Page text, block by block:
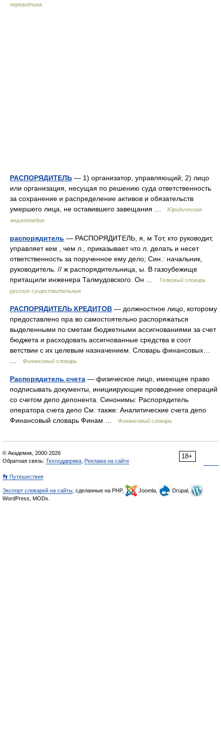
переводчика
РАСПОРЯДИТЕЛЬ — 1) организатор, управляющий; 2) лицо
или организация, несущая по решению суда ответственность
за сохранение и распределение активов и обязательств
умершего лица, не оставившего завещания …
Юридическая
энциклопедия
распорядитель — РАСПОРЯДИТЕЛЬ, я, м Тот, кто руководит,
управляет кем , чем л., приказывает что л. делать и несет
ответственность за порученное ему дело; Син.: начальник,
руководитель. // ж распорядительница, ы. В газоубежище
притащили инженера Талмудовского. Он …
Толковый словарь
русских существительных
РАСПОРЯДИТЕЛЬ КРЕДИТОВ — должностное лицо, которому
предоставлено пра во самостоятельно распоряжаться
выделенными по сметам бюджетными ассигнованиями за счет
бюджета и расходовать ассигнованные средства в соот
ветствии с их целевым назначением. Словарь финансовых…
Финансовый словарь
Распорядитель счета — физическое лицо, имеющее право
подписывать документы, инициирующие проведение операций
со счетом депо депонента. Синонимы: Распорядитель
оператора счета депо См. также: Аналитические счета депо
Финансовый словарь Финам …
Финансовый словарь
18+
© Академик, 2000-2026
Обратная связь: Техподдержка Реклама на сайте
👣 Путешествия
Экспорт словарей на сайты , сделанные на PHP, Joomla,
Drupal,
WordPress, MODx.